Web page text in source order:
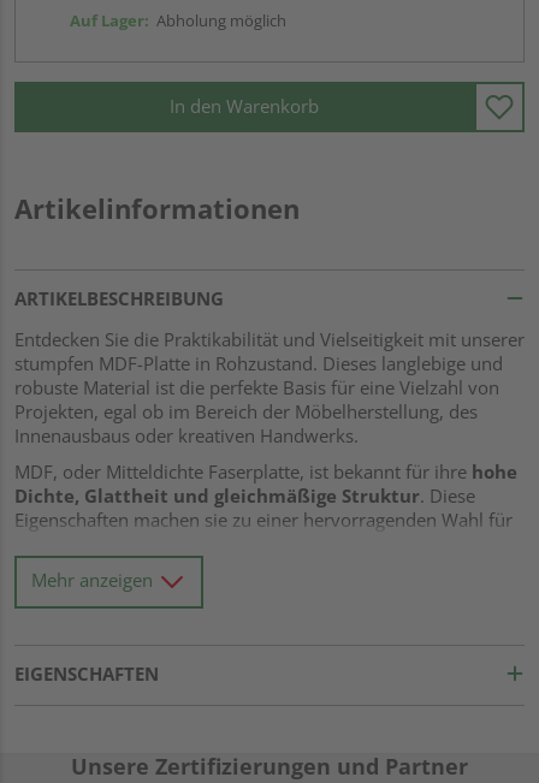
Auf Lager: Abholung möglich
In den Warenkorb
Artikelinformationen
ARTIKELBESCHREIBUNG
Entdecken Sie die Praktikabilität und Vielseitigkeit mit unserer
stumpfen MDF-Platte in Rohzustand. Dieses langlebige und
robuste Material ist die perfekte Basis für eine Vielzahl von
Projekten, egal ob im Bereich der Möbelherstellung, des
Innenausbaus oder kreativen Handwerks.
MDF, oder Mitteldichte Faserplatte, ist bekannt für ihre hohe
Dichte, Glattheit und gleichmäßige Struktur. Diese
Eigenschaften machen sie zu einer hervorragenden Wahl für
Projekten suchen. Sie bietet eine hervorragende Basis für
viele Arten von Oberflächenbehandlungen, einschließlich
Lackieren, Beizen oder Furnieren.
Verbindung. Dies bedeutet, dass sie ohne Nut und Feder
eine zusätzliche Verarbeitung erfordert, ermöglicht es Ihnen,
Mehr anzeigen
EIGENSCHAFTEN
Unsere Zertifizierungen und Partner